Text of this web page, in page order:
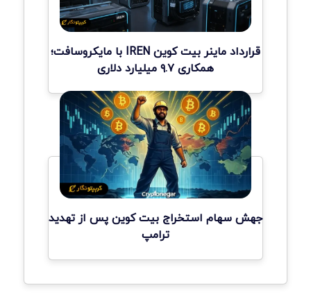
قرارداد ماینر بیت کوین IREN با مایکروسافت؛
همکاری ۹.۷ میلیارد دلاری
جهش سهام استخراج بیت کوین پس از تهدید
ترامپ